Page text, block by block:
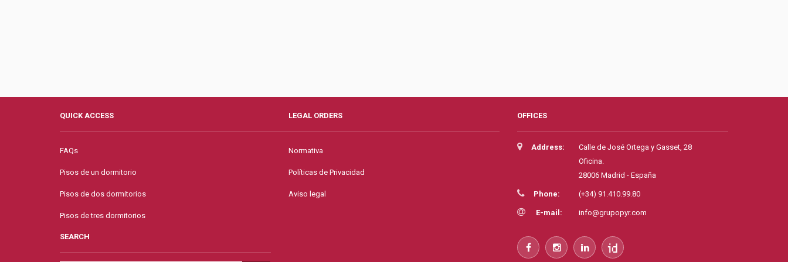
QUICK ACCESS
FAQs
Pisos de un dormitorio
Pisos de dos dormitorios
Pisos de tres dormitorios
SEARCH
LEGAL ORDERS
Normativa
Políticas de Privacidad
Aviso legal
OFFICES
Address:
Calle de José Ortega y Gasset, 28
Oficina.
28006 Madrid - España
Phone: (+34) 91.410.99.80
E-mail: info@grupopyr.com